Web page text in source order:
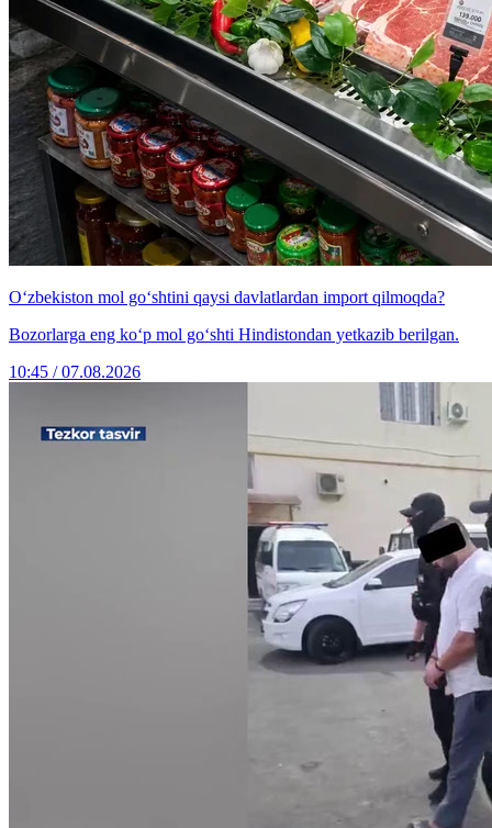
O‘zbekiston mol go‘shtini qaysi davlatlardan import qilmoqda?
Bozorlarga eng ko‘p mol go‘shti Hindistondan yetkazib berilgan.
10:45 / 07.08.2026